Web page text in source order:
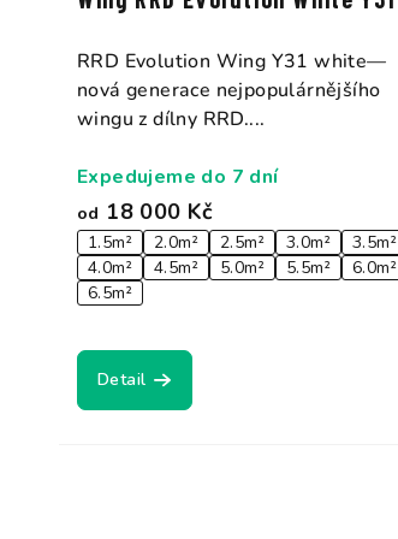
od 18 000 Kč
1.5m² 2.0m² 2.5m² 3.0m²
3.5m²
4.0m²
4.5m² 5.0m² 5.5m²
6.0m²
6.5m²
Expedujeme do 7 dní
Detail
RRD Evolution Wing Y31 white—
nová generace nejpopulárnějšího
wingu z dílny RRD....